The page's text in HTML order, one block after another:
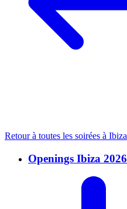
Retour à toutes les soirées à Ibiza
Openings Ibiza 2026